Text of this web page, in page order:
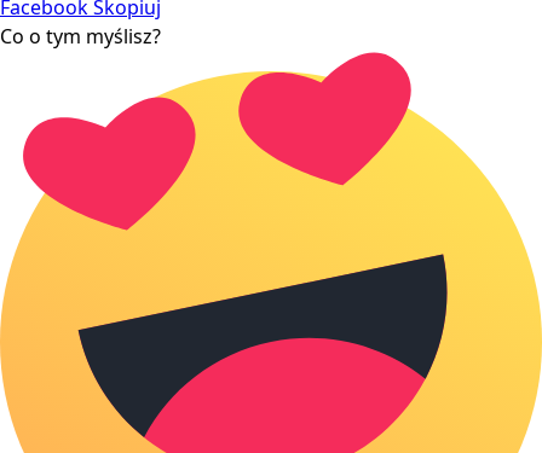
FacebookSkopiuj
Co o tym myślisz?